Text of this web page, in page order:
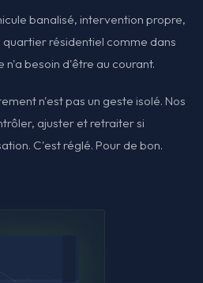
banalisé, intervention propre,
quartier résidentiel comme dans
besoin d'être au courant.
n'est pas un geste isolé. Nos
ajuster et retraiter si
C'est réglé. Pour de bon.